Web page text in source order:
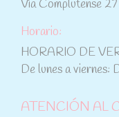
Vía Complutense
Horario:
HORARIO DE
De lunes a viernes:
ATENCIÓN AL